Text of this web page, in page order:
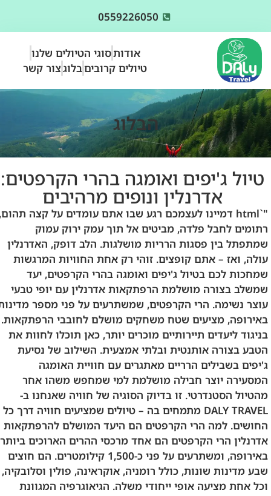
0559226050
אודותסוגי הטיולים שלנו
טיולים קרוביםבלוגצור קשר
הבלוג
טיול ג'יפים ואומגה בהרי הקרפטים:
אדרנלין ונופים מרהיבים
"`html דמיינו לעצמכם רגע שבו אתם עומדים על קצה תהום,
רתומים לחבל פלדה, מביטים אל תוך עמק ירוק עמוק
שמתפתל בין פסגות הרריות מושלגות. הלב דופק, האדרנלין
עולה, ואז – אתם קופצים. זוהי רק אחת החוויות המרגשות
שמחכות לכם בטיול ג'יפים ואומגה בהרי הקרפטים, יעד
שמשלב בצורה מושלמת הרפתקאות אדרנלין עם יופי טבעי
עוצר נשימה. הרי הקרפטים, שמשתרעים על פני מספר מדינות
באירופה, מציעים שטח משחקים מושלם לחובבי הרפתקאות.
בניגוד ליעדים תיירותיים מוכרים יותר, כאן תוכלו לחוות את
הטבע בצורה אותנטית ובלתי אמצעית. השילוב של נסיעת
ג'יפים בשבילים הרריים מאתגרים עם חוויית האומגה
המסעירה יוצר חבילה מושלמת למי שמחפש משהו אחר
מהטיול הסטנדרטי. זו בדיוק הסוגיה של חוויה שאנחנו ב-
DALY TRAVEL מתמחים בה – טיולים שמציעים חוויה דרך כל
החושים. למה הרי הקרפטים הם היעד המושלם להרפתקאות
אדרנלין הרי הקרפטים הם אחד מרכסי ההרים הארוכים ביותר
באירופה, ומשתרעים על פני כ-1,500 קילומטרים. הם חוצים
שבע מדינות שונות, כולל רומניה, אוקראינה, פולין וסלובקיה,
וכל אחת מציעה אופי ייחודי משלה. הגיאוגרפיה המגוונת